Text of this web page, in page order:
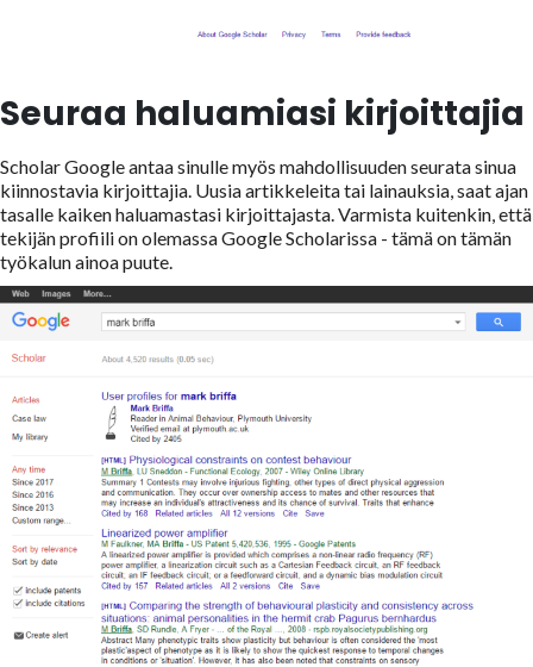
Seuraa haluamiasi kirjoittajia
Scholar Google antaa sinulle myös mahdollisuuden seurata sinua
kiinnostavia kirjoittajia. Uusia artikkeleita tai lainauksia, saat ajan
tasalle kaiken haluamastasi kirjoittajasta. Varmista kuitenkin, että
tekijän profiili on olemassa Google Scholarissa - tämä on tämän
työkalun ainoa puute.